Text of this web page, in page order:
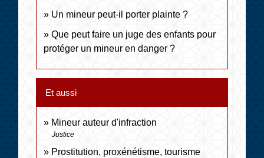
Un mineur peut-il porter plainte ?
Que peut faire un juge des enfants pour
protéger un mineur en danger ?
Et aussi
Mineur auteur d'infraction
Justice
Prostitution, proxénétisme, tourisme